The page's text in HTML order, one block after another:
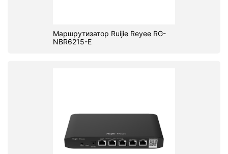
Маршрутизатор Ruijie Reyee RG-
NBR6215-E